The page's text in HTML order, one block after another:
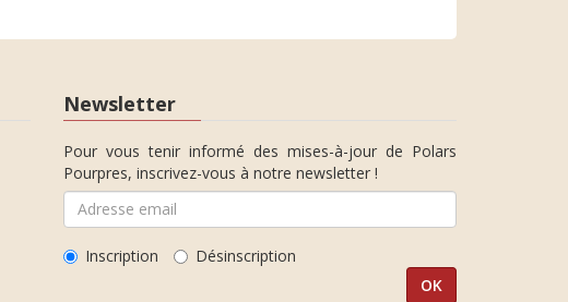
Newsletter
Pour vous tenir informé des mises-à-jour de Polars
Pourpres, inscrivez-vous à notre newsletter !
Inscription Désinscription